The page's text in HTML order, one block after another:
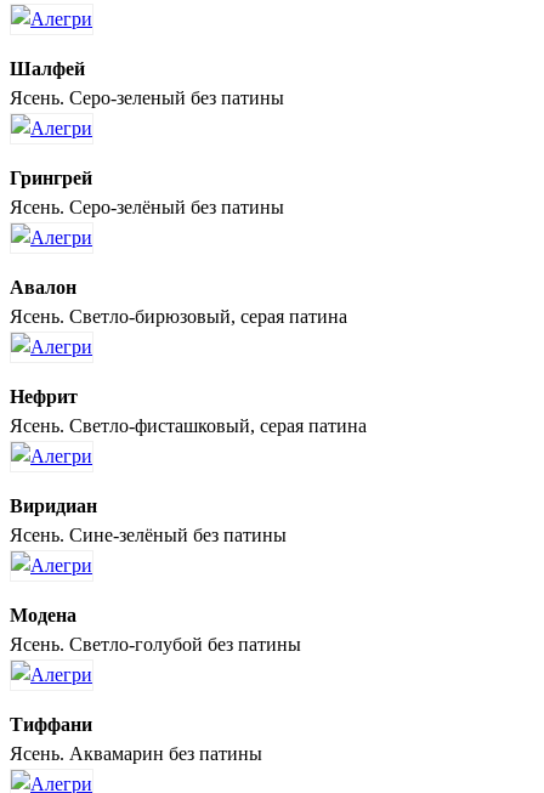
Шалфей
Ясень. Серо-зеленый без патины
Грингрей
Ясень. Серо-зелёный без патины
Авалон
Ясень. Светло-бирюзовый, серая патина
Нефрит
Ясень. Светло-фисташковый, серая патина
Виридиан
Ясень. Сине-зелёный без патины
Модена
Ясень. Светло-голубой без патины
Тиффани
Ясень. Аквамарин без патины